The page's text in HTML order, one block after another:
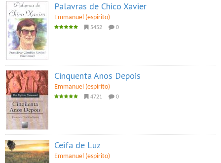
Palavras de Chico Xavier
Emmanuel (espirito)
5452 0
Cinquenta Anos Depois
Emmanuel (espirito)
4721 0
Ceifa de Luz
Emmanuel (espirito)